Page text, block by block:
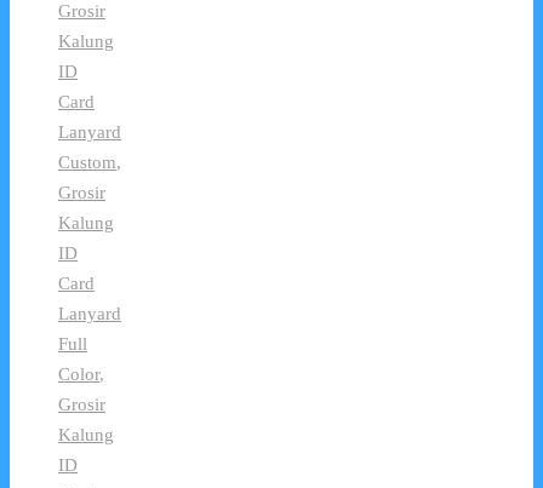
Grosir
Kalung
ID
Card
Lanyard
Custom,
Grosir
Kalung
ID
Card
Lanyard
Full
Color,
Grosir
Kalung
ID